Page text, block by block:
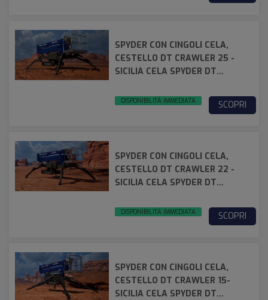
SPYDER CON CINGOLI CELA,
CESTELLO DT CRAWLER 25 -
SICILIA CELA SPYDER DT
DISPONIBILITÀ IMMEDIATA SCOPRI
SPYDER CON CINGOLI CELA,
CESTELLO DT CRAWLER 22 -
SICILIA CELA SPYDER DT
DISPONIBILITÀ IMMEDIATA SCOPRI
SPYDER CON CINGOLI CELA,
CESTELLO DT CRAWLER 15-
SICILIA CELA SPYDER DT